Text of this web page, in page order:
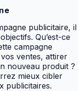
publicitaire, il
Qu’est-ce
campagne
ventes, attirer
nouveau produit ?
mieux cibler
publicitaires.